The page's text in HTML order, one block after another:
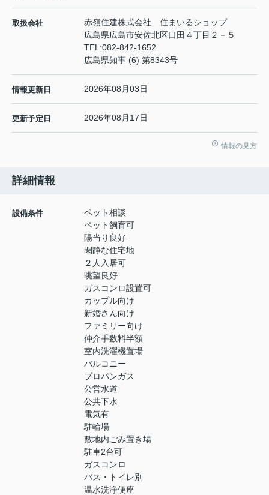
取扱会社
赤嶺住建株式会社 住まいるショップ
広島県広島市安佐北区口田４丁目２－５
TEL:082-842-1652
広島県知事 (6) 第8343号
情報更新日 2026年08月03日
更新予定日 2026年08月17日
情報の見方
詳細情報
設備条件
ペット相談
ペット飼育可
陽当り良好
閑静な住宅地
２人入居可
眺望良好
ガスコンロ設置可
カップル向け
新婚さん向け
ファミリー向け
仲介手数料半額
室内洗濯機置場
バルコニー
プロパンガス
公営水道
公共下水
電気有
駐輪場
敷地内ごみ置き場
駐車2台可
ガスコンロ
バス・トイレ別
温水洗浄便座